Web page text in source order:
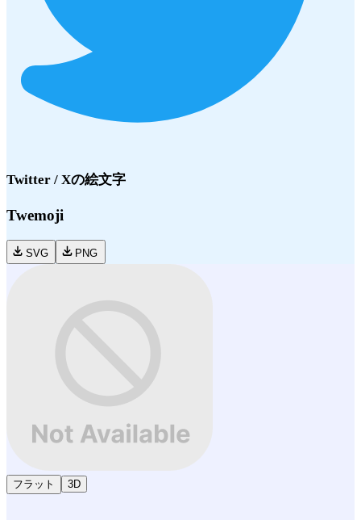
Twitter / Xの絵文字
Twemoji
SVG PNG
フラット 3D